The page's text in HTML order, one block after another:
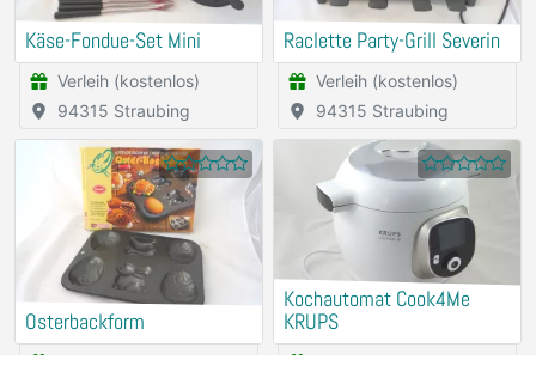
Käse-Fondue-Set Mini
Verleih (kostenlos)
94315 Straubing
Raclette Party-Grill Severin
Verleih (kostenlos)
94315 Straubing
Osterbackform
Kochautomat Cook4Me
KRUPS